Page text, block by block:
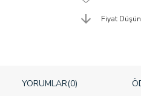
Fiyat
YORUMLAR(0)